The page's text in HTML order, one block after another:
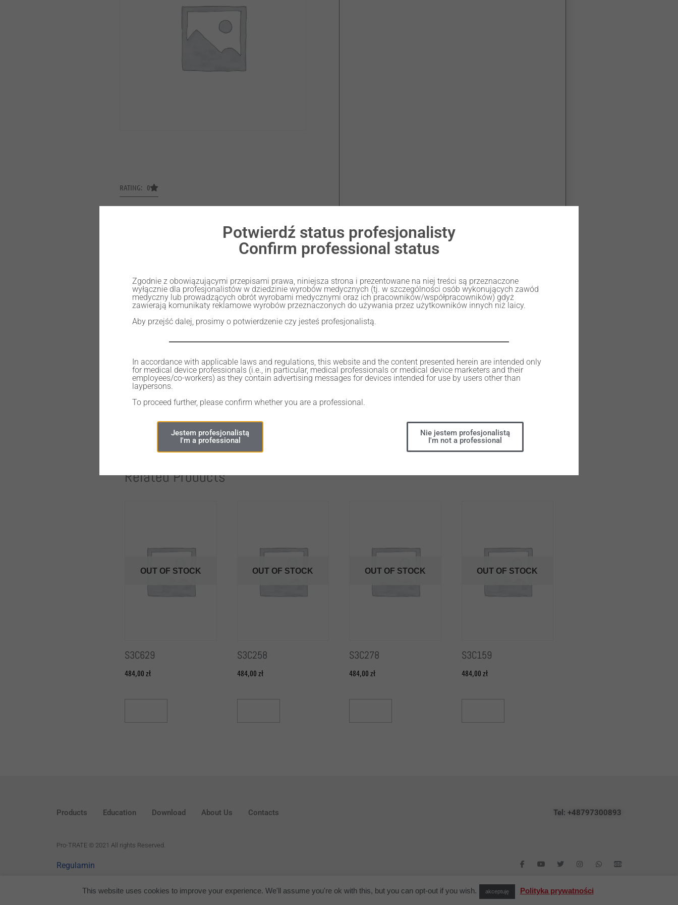
RATING: 0
484,00zł
Out of stock Share
Related Products
OUT OF STOCK
S3C629
484,00 zł
OUT OF STOCK
S3C258
484,00 zł
OUT OF STOCK
S3C278
484,00 zł
OUT OF STOCK
S3C159
484,00 zł
Products Education Download About Us Contacts Tel: +48797300893
Pro-TRATE © 2021 All rights Reserved.
Regulamin
This website uses cookies to improve your experience. We'll assume you're ok with this, but you can opt-out if you wish. akceptuję Polityka prywatności
Potwierdź status profesjonalisty
Confirm professional status
Zgodnie z obowiązującymi przepisami prawa, niniejsza strona i prezentowane na niej treści są przeznaczone
wyłącznie dla profesjonalistów w dziedzinie wyrobów medycznych (tj. w szczególności osób wykonujących zawód
medyczny lub prowadzących obrót wyrobami medycznymi oraz ich pracowników/współpracowników) gdyż
zawierają komunikaty reklamowe wyrobów przeznaczonych do używania przez użytkowników innych niż laicy.
Aby przejść dalej, prosimy o potwierdzenie czy jesteś profesjonalistą.
In accordance with applicable laws and regulations, this website and the content presented herein are intended only
for medical device professionals (i.e., in particular, medical professionals or medical device marketers and their
employees/co-workers) as they contain advertising messages for devices intended for use by users other than
laypersons.
To proceed further, please confirm whether you are a professional.
Jestem profesjonalistą
I'm a professional
Nie jestem profesjonalistą
I'm not a professional